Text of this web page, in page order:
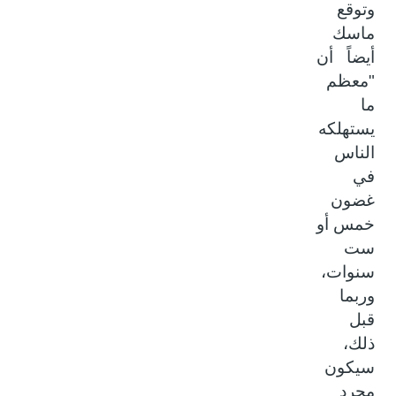
وتوقع
ماسك
أيضاً أن
"معظم
يستهلكه
الناس
في
غضون
خمس أو
ست
سنوات،
وربما
قبل
ذلك،
سيكون
مجرد